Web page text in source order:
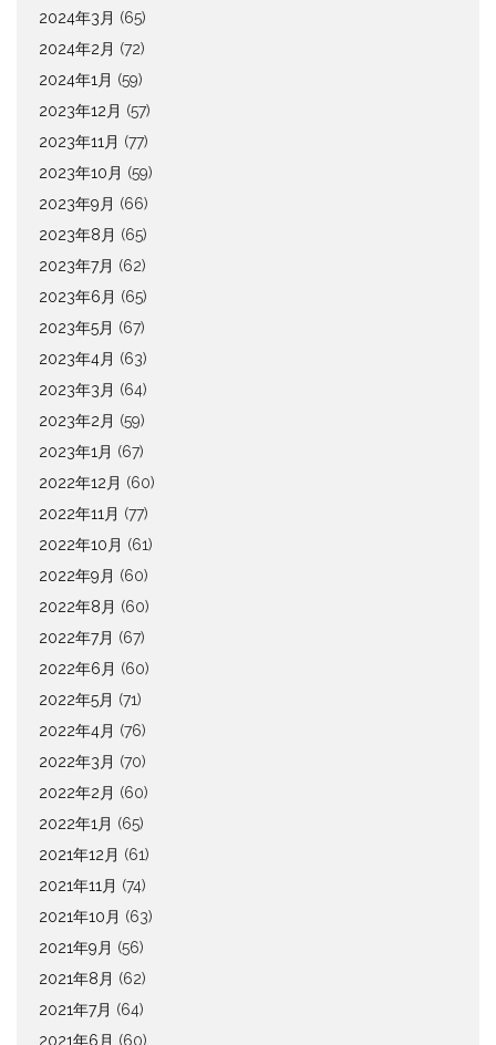
2024年3月 (65)
2024年2月 (72)
2024年1月 (59)
2023年12月 (57)
2023年11月 (77)
2023年10月 (59)
2023年9月 (66)
2023年8月 (65)
2023年7月 (62)
2023年6月 (65)
2023年5月 (67)
2023年4月 (63)
2023年3月 (64)
2023年2月 (59)
2023年1月 (67)
2022年12月 (60)
2022年11月 (77)
2022年10月 (61)
2022年9月 (60)
2022年8月 (60)
2022年7月 (67)
2022年6月 (60)
2022年5月 (71)
2022年4月 (76)
2022年3月 (70)
2022年2月 (60)
2022年1月 (65)
2021年12月 (61)
2021年11月 (74)
2021年10月 (63)
2021年9月 (56)
2021年8月 (62)
2021年7月 (64)
2021年6月 (60)